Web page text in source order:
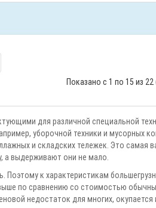
Показано с 1 по 15 из
для различной специальной
уборочной техники и мусорных
и складских тележек. Это самая
а выдерживают они не мало.
Поэтому к характеристикам
по сравнению со стоимостью
недостаток для многих, окупается